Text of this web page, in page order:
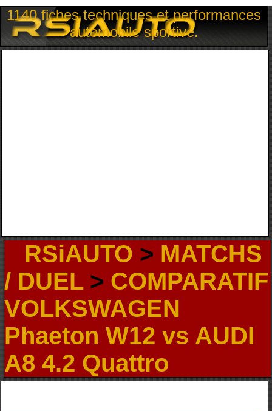
1140 fiches techniques et performances
automobile sportive.
RSiAUTO > MATCHS
/ DUEL> COMPARATIF
VOLKSWAGEN
Phaeton W12 vs AUDI
A8 4.2 Quattro